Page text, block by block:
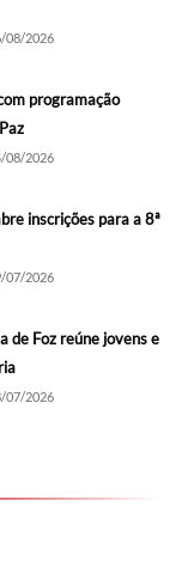
08/2026
programação
08/2026
inscrições para a 8ª
07/2026
de Foz reúne jovens e
07/2026